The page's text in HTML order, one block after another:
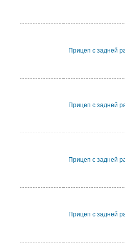
Прицеп с задней
Прицеп с задней
Прицеп с задней
Прицеп с задней